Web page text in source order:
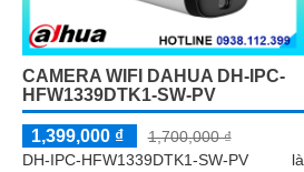
CAMERA WIFI DAHUA DH-IPC-
HFW1339DTK1-SW-PV
1,399,000 ₫
1,700,000 ₫
DH-IPC-HFW1339DTK1-SW-PV là